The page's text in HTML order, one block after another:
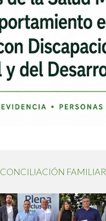
CONCILIACIÓN FAMILIAR